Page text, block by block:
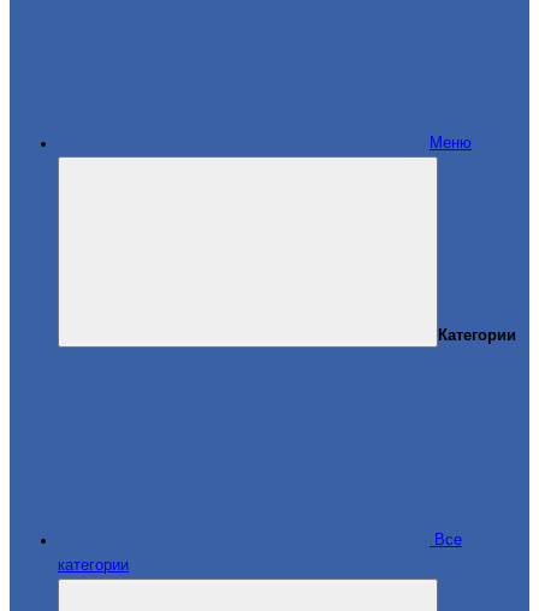
Меню
Категории
Все
категории